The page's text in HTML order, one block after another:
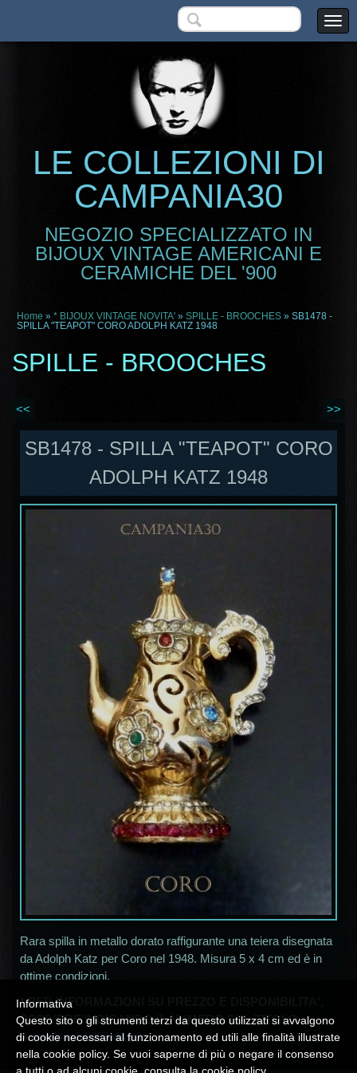
LE COLLEZIONI DI
CAMPANIA30
NEGOZIO SPECIALIZZATO IN
BIJOUX VINTAGE AMERICANI E
CERAMICHE DEL '900
Home » * BIJOUX VINTAGE NOVITA' » SPILLE - BROOCHES » SB1478 -
SPILLA "TEAPOT" CORO ADOLPH KATZ 1948
SPILLE - BROOCHES
<< >>
SB1478 - SPILLA "TEAPOT" CORO
ADOLPH KATZ 1948
Rara spilla in metallo dorato raffigurante una teiera disegnata
da Adolph Katz per Coro nel 1948. Misura 5 x 4 cm ed è in
ottime condizioni.
* PER INFORMAZIONI SU PREZZO E DISPONIBILITA',
SCRIVERE INDICANDO IL NUMERO SUL TITOLO
Acampania30@alice.it*
Informativa
Questo sito o gli strumenti terzi da questo utilizzati si avvalgono
di cookie necessari al funzionamento ed utili alle finalità illustrate
nella cookie policy. Se vuoi saperne di più o negare il consenso